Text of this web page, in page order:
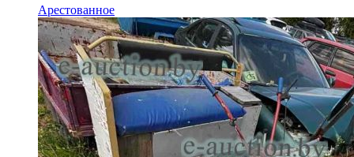
Арестованное